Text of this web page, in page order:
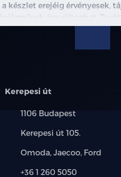
Ütközésre
Vészfék asszisztens
Automatikus
Követési távolság
Kikerülési segéd
Elektromos hátsó
Kerékőr
a készlet erejéig
ára változhat.
kérjük, érdeklődjön
Kerepesi út
Település:
1106 Budapest
Cím:
Kerepesi út 105.
Márkák:
Omoda, Jaecoo, Ford
Telefon:
+36 1 260 5050